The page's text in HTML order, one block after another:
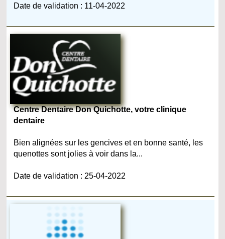
Date de validation : 11-04-2022
Centre Dentaire Don Quichotte, votre clinique
dentaire
Bien alignées sur les gencives et en bonne santé, les
quenottes sont jolies à voir dans la...
Date de validation : 25-04-2022